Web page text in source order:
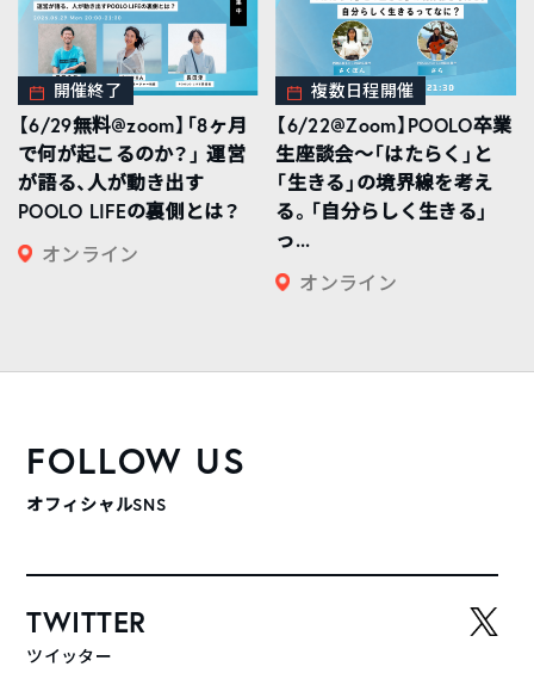
開催終了
【6/29無料@zoom】「8ヶ月
で何が起こるのか？」 運営
が語る、人が動き出す
POOLO LIFEの裏側とは？
オンライン
複数日程開催
【6/22@Zoom】POOLO卒業
生座談会〜「はたらく」と
「生きる」の境界線を考え
る。「自分らしく生きる」
っ...
オンライン
FOLLOW US
オフィシャルSNS
TWITTER
ツイッター